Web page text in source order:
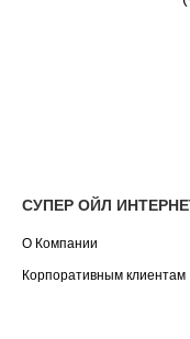
СУПЕР ОЙЛ
О Компании
Корпоративным клиентам